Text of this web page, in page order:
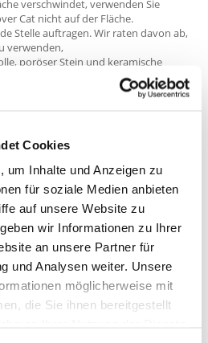
Cookies
um Inhalte und Anzeigen zu
für soziale Medien anbieten
auf unsere Website zu
wir Informationen zu Ihrer
an unsere Partner für
und Analysen weiter. Unsere
möglicherweise mit
die Sie ihnen bereitgestellt
verschwindet, verwenden Sie
Cat nicht auf der Fläche.
Stelle auftragen. Wir raten davon ab,
verwenden,
poröser Stein und keramische
zuerst Nature's Miracle® Urine
und Waschmittel funktionieren
Stelle anschließend gründlich mit
wichtig, weil das Produkt dadurch
einwirken lassen und dann den Fleck
des Produkts den
und 15 Minuten einwirken lassen.
Fläche erneut einweichen